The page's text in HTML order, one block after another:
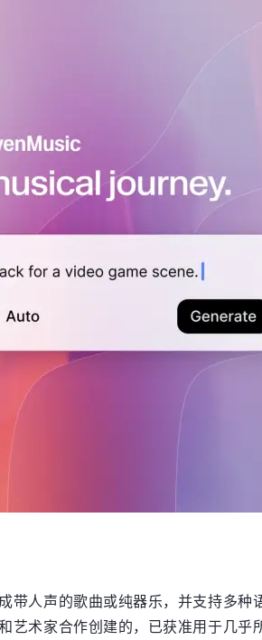
人声的歌曲或纯器乐，并支持多
术家合作创建的，已获准用于几